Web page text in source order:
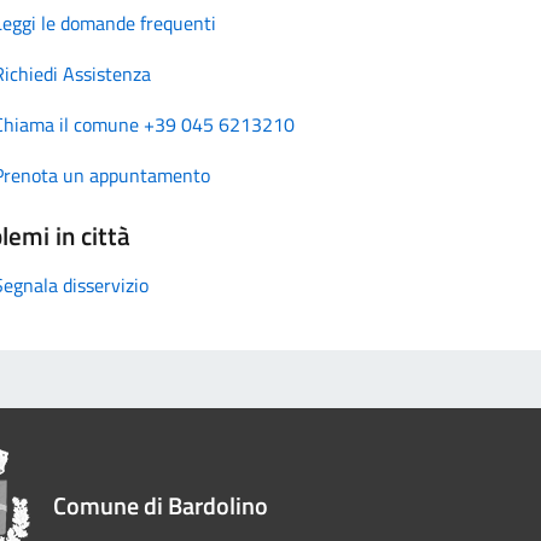
le domande frequenti
Assistenza
il comune +39 045 6213210
un appuntamento
in città
disservizio
Comune di Bardolino